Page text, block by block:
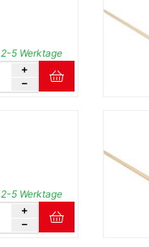
2-5 Werktage
2-5 Werktage